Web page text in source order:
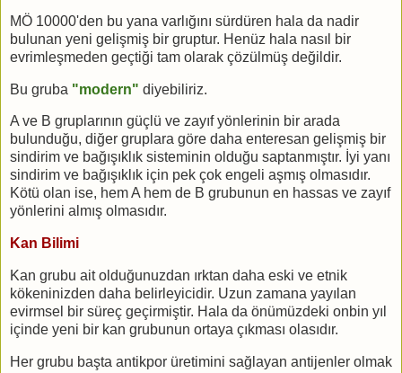
MÖ 10000'den bu yana varlığını sürdüren hala da nadir
bulunan yeni gelişmiş bir gruptur. Henüz hala nasıl bir
evrimleşmeden geçtiği tam olarak çözülmüş değildir.
Bu gruba "modern" diyebiliriz.
A ve B gruplarının güçlü ve zayıf yönlerinin bir arada
bulunduğu, diğer gruplara göre daha enteresan gelişmiş bir
sindirim ve bağışıklık sisteminin olduğu saptanmıştır. İyi yanı
sindirim ve bağışıklık için pek çok engeli aşmış olmasıdır.
Kötü olan ise, hem A hem de B grubunun en hassas ve zayıf
yönlerini almış olmasıdır.
Kan Bilimi
Kan grubu ait olduğunuzdan ırktan daha eski ve etnik
kökeninizden daha belirleyicidir. Uzun zamana yayılan
evirmsel bir süreç geçirmiştir. Hala da önümüzdeki onbin yıl
içinde yeni bir kan grubunun ortaya çıkması olasıdır.
Her grubu başta antikpor üretimini sağlayan antijenler olmak